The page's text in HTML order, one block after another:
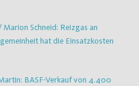
Schneid: Reizgas an
hat die Einsatzkosten
BASF-Verkauf von 4.400